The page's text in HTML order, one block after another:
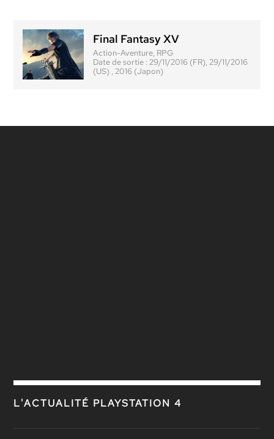
Final Fantasy XV
Action-Aventure, RPG
Date de sortie :29/11/2016 (FR), 29/11/2016
(US) , 2016 (Japon)
L'ACTUALITÉ PLAYSTATION 4